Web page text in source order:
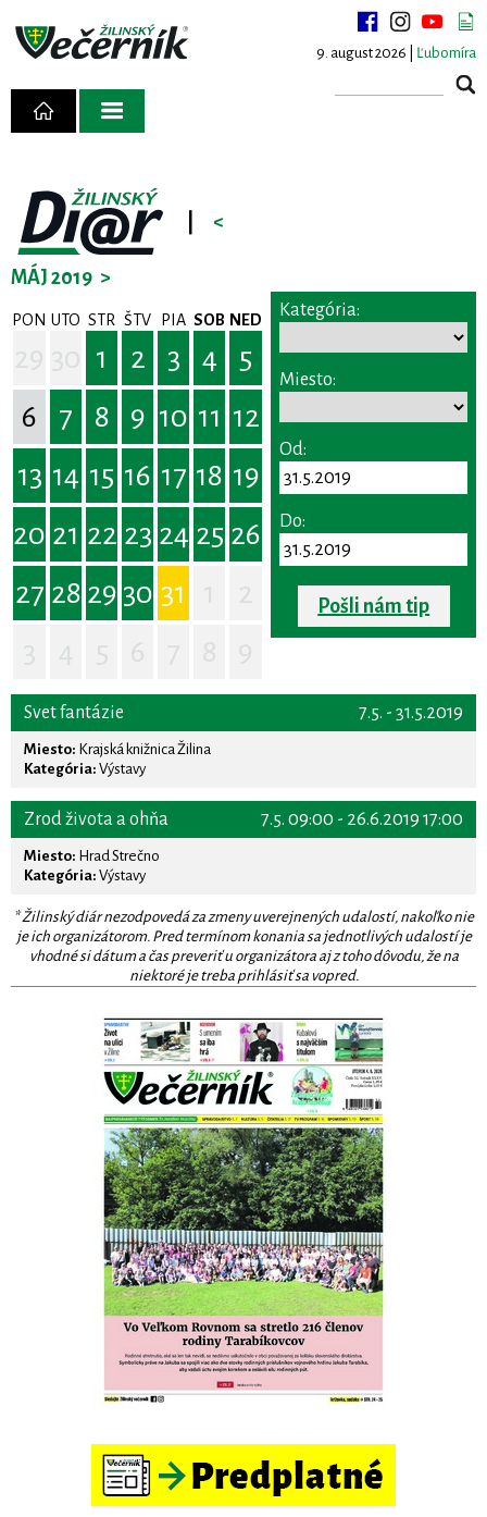
9. august 2026 | Ľubomíra
<
MÁJ 2019 >
PON UTO STR ŠTV PIA SOB NED
1 2 3 4
5
6
7 8 9 10 11 12
13 14 15 16 17 18 19
20 21 22 23 24 25 26
27 28 29 30 31
Kategória:
Miesto:
Od:
Do:
Pošli nám tip
7.5. - 31.5.2019
Svet fantázie
Miesto: Krajská knižnica Žilina
Kategória: Výstavy
7.5. 09:00 - 26.6.2019 17:00
Zrod života a ohňa
Miesto: Hrad Strečno
Kategória: Výstavy
* Žilinský diár nezodpovedá za zmeny uverejnených udalostí, nakoľko nie
je ich organizátorom. Pred termínom konania sa jednotlivých udalostí je
vhodné si dátum a čas preveriť u organizátora aj z toho dôvodu, že na
niektoré je treba prihlásiť sa vopred.